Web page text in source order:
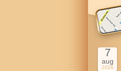
7
aug
2026